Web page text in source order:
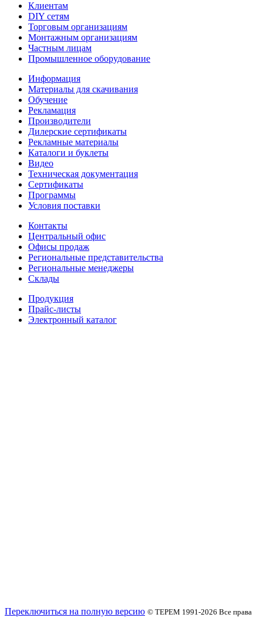
Клиентам
DIY сетям
Торговым организациям
Монтажным организациям
Частным лицам
Промышленное оборудование
Информация
Материалы для скачивания
Обучение
Рекламация
Производители
Дилерские сертификаты
Рекламные материалы
Каталоги и буклеты
Видео
Техническая документация
Сертификаты
Программы
Условия поставки
Контакты
Центральный офис
Офисы продаж
Региональные представительства
Региональные менеджеры
Склады
Продукция
Прайс-листы
Электронный каталог
Переключиться на полную версию © ТЕРЕМ 1991-2026 Все права